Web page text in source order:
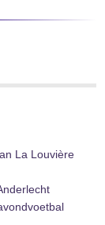
La Louvière